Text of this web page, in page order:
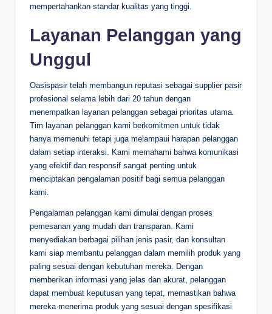
mempertahankan standar kualitas yang tinggi.
Layanan Pelanggan yang
Unggul
Oasispasir telah membangun reputasi sebagai supplier pasir
profesional selama lebih dari 20 tahun dengan
menempatkan layanan pelanggan sebagai prioritas utama.
Tim layanan pelanggan kami berkomitmen untuk tidak
hanya memenuhi tetapi juga melampaui harapan pelanggan
dalam setiap interaksi. Kami memahami bahwa komunikasi
yang efektif dan responsif sangat penting untuk
menciptakan pengalaman positif bagi semua pelanggan
kami.
Pengalaman pelanggan kami dimulai dengan proses
pemesanan yang mudah dan transparan. Kami
menyediakan berbagai pilihan jenis pasir, dan konsultan
kami siap membantu pelanggan dalam memilih produk yang
paling sesuai dengan kebutuhan mereka. Dengan
memberikan informasi yang jelas dan akurat, pelanggan
dapat membuat keputusan yang tepat, memastikan bahwa
mereka menerima produk yang sesuai dengan spesifikasi